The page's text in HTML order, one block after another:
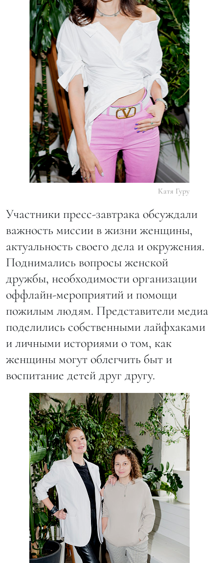
Катя Гуру
Участники пресс-завтрака обсуждали
важность миссии в жизни женщины,
актуальность своего дела и окружения.
Поднимались вопросы женской
дружбы, необходимости организации
оффлайн-мероприятий и помощи
пожилым людям. Представители медиа
поделились собственными лайфхаками
и личными историями о том, как
женщины могут облегчить быт и
воспитание детей друг другу.